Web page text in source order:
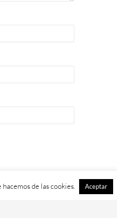
de las cookies. Aceptar